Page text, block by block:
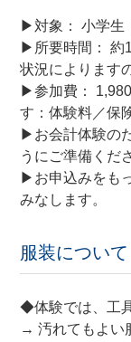
▶対象： 小学生
▶所要時間：
状況によります
▶参加費：
す：体験料／保
▶お会計体験の
うにご準備くだ
▶お申込みをも
みなします。
服装について
◆体験では、工
→ 汚れてもよい